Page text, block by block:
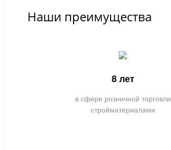
Наши преимущества
8 лет
в сфере розничной торговли
стройматериалами